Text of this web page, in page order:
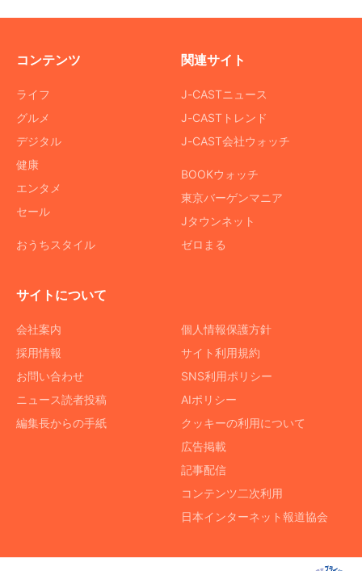
コンテンツ
ライフ
グルメ
デジタル
健康
エンタメ
セール
おうちスタイル
関連サイト
J-CASTニュース
J-CASTトレンド
J-CAST会社ウォッチ
BOOKウォッチ
東京バーゲンマニア
Jタウンネット
ゼロまる
サイトについて
会社案内
採用情報
お問い合わせ
ニュース読者投稿
編集長からの手紙
個人情報保護方針
サイト利用規約
SNS利用ポリシー
AIポリシー
クッキーの利用について
広告掲載
記事配信
コンテンツ二次利用
日本インターネット報道協会